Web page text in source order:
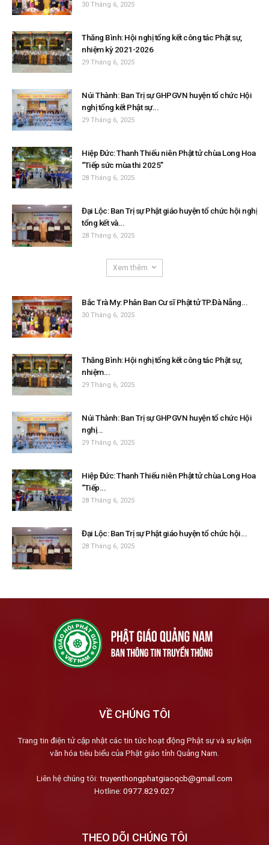
30 Tháng 6, 2025
Thăng Bình: Hội nghị tổng kết công tác Phật sự,
nhiệm kỳ 2021-2026
29 Tháng 6, 2025
Núi Thành: Ban Trị sự GHPGVN huyện tổ chức Hội
nghị tổng kết Phật sự...
29 Tháng 6, 2025
Hiệp Đức: Thanh Thiếu niên Phật tử chùa Long Hoa
“Tiếp sức mùa thi 2025”
28 Tháng 6, 2025
Đại Lộc: Ban Trị sự Phật giáo huyện tổ chức hội nghị
tổng kết và...
28 Tháng 6, 2025
Xem thêm
Bắc Trà My: Phân Ban Cư sĩ Phật tử TP.Đà Nẵng...
30 Tháng 6, 2025
Thăng Bình: Hội nghị tổng kết công tác Phật sự,
nhiệm...
29 Tháng 6, 2025
Núi Thành: Ban Trị sự GHPGVN huyện tổ chức Hội
nghị...
29 Tháng 6, 2025
Hiệp Đức: Thanh Thiếu niên Phật tử chùa Long Hoa
“Tiếp...
28 Tháng 6, 2025
Đại Lộc: Ban Trị sự Phật giáo huyện tổ chức hội...
28 Tháng 6, 2025
VỀ CHÚNG TÔI
Trang tin điện tử cập nhật các tin tức hoạt động Phật sự và sự kiện
văn hóa tiêu biểu của Phật giáo tỉnh Quảng Nam.
Liên hệ chúng tôi: truyenthongphatgiaoqcb@gmail.com
Hotline: 0977.829.027
THEO DÕI CHÚNG TÔI